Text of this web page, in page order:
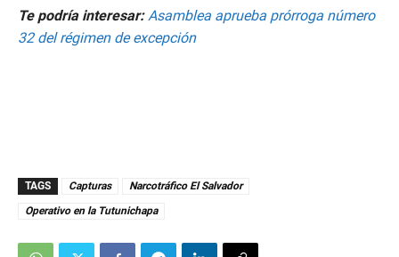
Te podría interesar: Asamblea aprueba prórroga número
32 del régimen de excepción
TAGS Capturas
Narcotráfico El Salvador
Operativo en la Tutunichapa